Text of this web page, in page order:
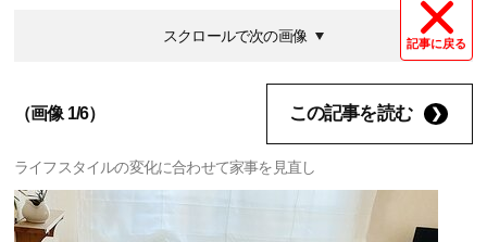
記事に戻る
スクロールで次の画像
（画像 1/6） この記事を読む
ライフスタイルの変化に合わせて家事を見直し